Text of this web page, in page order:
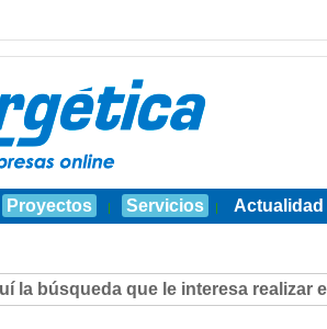
Proyectos | Servicios |